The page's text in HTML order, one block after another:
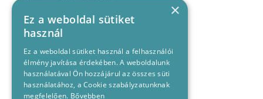
×
Ez a weboldal sütiket
használ
Ez a weboldal sütiket használ a felhasználói
élmény javítása érdekében. A weboldalunk
használatával Ön hozzájárul az összes süti
használatához, a Cookie szabályzatunknak
megfelelően. Bővebben